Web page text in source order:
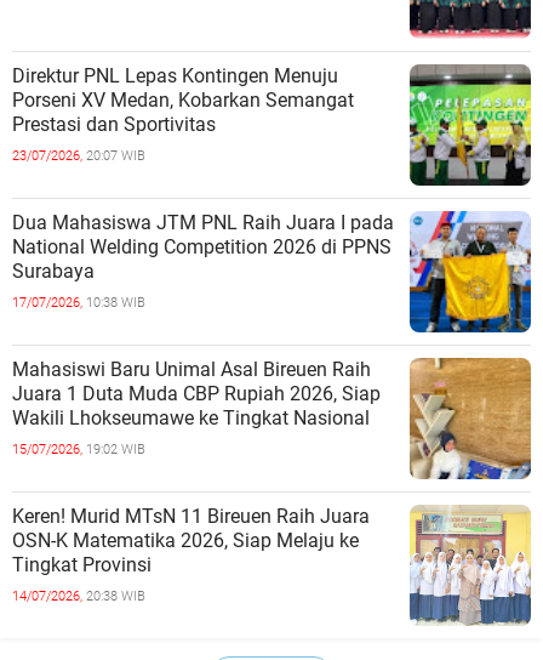
Direktur PNL Lepas Kontingen Menuju
Porseni XV Medan, Kobarkan Semangat
Prestasi dan Sportivitas
23/07/2026, 20:07 WIB
Dua Mahasiswa JTM PNL Raih Juara I pada
National Welding Competition 2026 di PPNS
Surabaya
17/07/2026, 10:38 WIB
Mahasiswi Baru Unimal Asal Bireuen Raih
Juara 1 Duta Muda CBP Rupiah 2026, Siap
Wakili Lhokseumawe ke Tingkat Nasional
15/07/2026, 19:02 WIB
Keren! Murid MTsN 11 Bireuen Raih Juara
OSN-K Matematika 2026, Siap Melaju ke
Tingkat Provinsi
14/07/2026, 20:38 WIB